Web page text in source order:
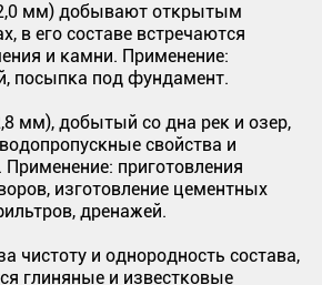
мм) добывают открытым
в его составе встречаются
и камни. Применение:
посыпка под фундамент.
мм), добытый со дна рек и озер,
свойства и
Применение: приготовления
изготовление цементных
дренажей.
чистоту и однородность состава,
глиняные и известковые